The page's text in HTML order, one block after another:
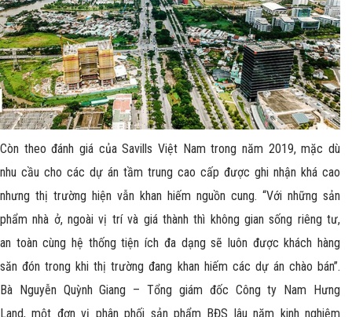
Còn theo đánh giá của Savills Việt Nam trong năm 2019, mặc dù
nhu cầu cho các dự án tầm trung cao cấp được ghi nhận khá cao
nhưng thị trường hiện vẫn khan hiếm nguồn cung. “Với những sản
phẩm nhà ở, ngoài vị trí và giá thành thì không gian sống riêng tư,
an toàn cùng hệ thống tiện ích đa dạng sẽ luôn được khách hàng
săn đón trong khi thị trường đang khan hiếm các dự án chào bán”.
Bà Nguyễn Quỳnh Giang – Tổng giám đốc Công ty Nam Hưng
Land, một đơn vị phân phối sản phẩm BĐS lâu năm kinh nghiệm